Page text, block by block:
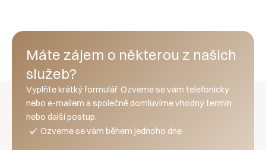
Máte zájem o některou z našich
služeb?
Vyplňte krátký formulář. Ozveme se vám telefonicky
nebo e-mailem a společně domluvíme vhodný termín
nebo další postup.
Ozveme se vám během jednoho dne